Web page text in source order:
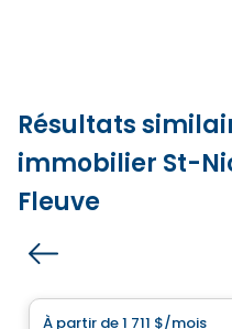
Résultats
immobilier St-
Fleuve
À partir de1 711 $/mois